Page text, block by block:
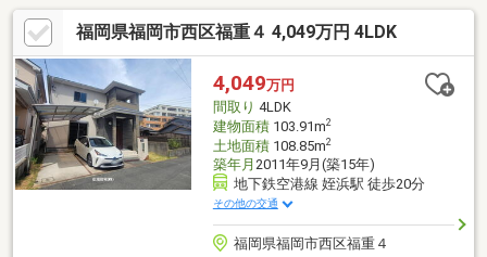
す。◆弊社独自サービス・FPに人生設計＆資金計画を無料相談
♪・オプション工事を住宅ローンに組み込んで賢く買い物！※詳し
くは「イベント情報」をご覧下さい。☆弊社スタッフが福岡市内
含め全物件をご案内します☆
福岡県福岡市西区福重４ 4,049万円 4LDK
4,049万円
間取り 4LDK
建物面積103.91m2
土地面積108.85m2
築年月 2011年9月(築15年)
地下鉄空港線 姪浜駅 徒歩20分
その他の交通
福岡県福岡市西区福重４